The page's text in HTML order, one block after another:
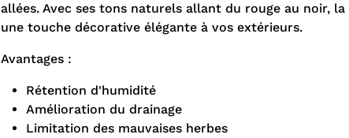
allées. Avec ses tons naturels allant du rouge au noir,
une touche décorative élégante à vos extérieurs.
Avantages :
Rétention d'humidité
Amélioration du drainage
Limitation des mauvaises herbes